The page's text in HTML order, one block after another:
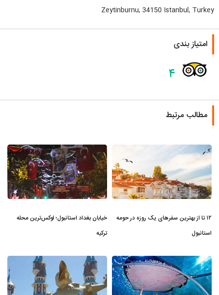
Zeytinburnu, 34150 Istanbul, Turkey
امتیاز بندی
۴
مطالب مرتبط
۱۲ تا از بهترین سفرهای یک روزه در حومه
استانبول
خیابان بغداد استانبول؛ لوکس‌ترین محله
ترکیه